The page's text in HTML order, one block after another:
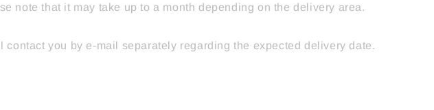
note that it may take up to a month depending on the delivery area.
contact you by e-mail separately regarding the expected delivery date.